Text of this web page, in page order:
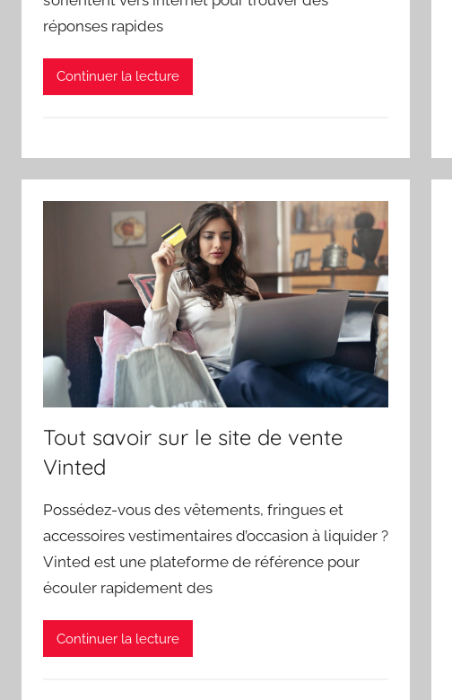
réponses rapides
Continuer la lecture
Tout savoir sur le site de vente
Vinted
Possédez-vous des vêtements, fringues et
accessoires vestimentaires d’occasion à liquider ?
Vinted est une plateforme de référence pour
écouler rapidement des
Continuer la lecture